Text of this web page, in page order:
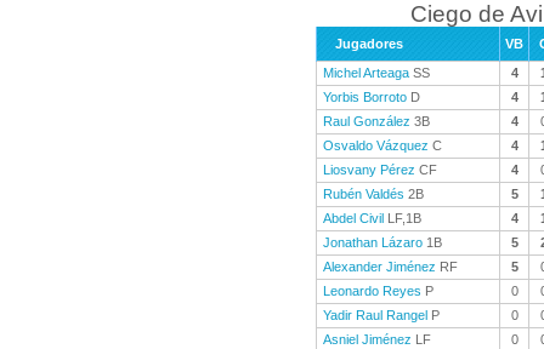
Ciego de
Jugadores VB
Michel Arteaga SS 4
Yorbis Borroto D 4
Raul González 3B 4
Osvaldo Vázquez C 4
Liosvany Pérez CF 4
Rubén Valdés 2B 5
Abdel Civil LF,1B 4
Jonathan Lázaro 1B 5
Alexander Jiménez RF 5
Leonardo Reyes P 0
Yadir Raul Rangel P 0
Asniel Jiménez LF 0